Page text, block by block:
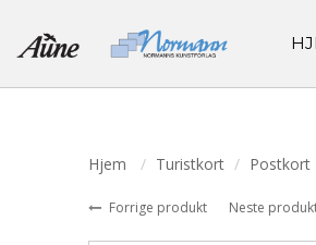
Hjem Turistkort Postkort
Forrige produkt Neste